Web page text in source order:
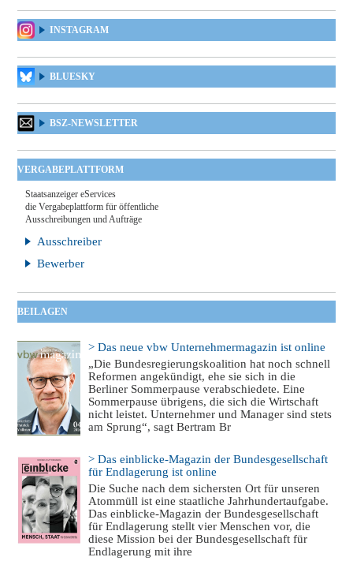
INSTAGRAM
BLUESKY
BSZ-NEWSLETTER
VERGABEPLATTFORM
Staatsanzeiger eServices
die Vergabeplattform für öffentliche
Ausschreibungen und Aufträge
Ausschreiber
Bewerber
BEILAGEN
> Das neue vbw Unternehmermagazin ist online
„Die Bundesregierungskoalition hat noch schnell
Reformen angekündigt, ehe sie sich in die
Berliner Sommerpause verabschiedete. Eine
Sommerpause übrigens, die sich die Wirtschaft
nicht leistet. Unternehmer und Manager sind stets
am Sprung“, sagt Bertram Br
> Das einblicke-Magazin der Bundesgesellschaft
für Endlagerung ist online
Die Suche nach dem sichersten Ort für unseren
Atommüll ist eine staatliche Jahrhundertaufgabe.
Das einblicke-Magazin der Bundesgesellschaft
für Endlagerung stellt vier Menschen vor, die
diese Mission bei der Bundesgesellschaft für
Endlagerung mit ihre